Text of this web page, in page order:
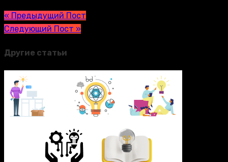
« Предыдущий Пост
Следующий Пост »
Другие статьи